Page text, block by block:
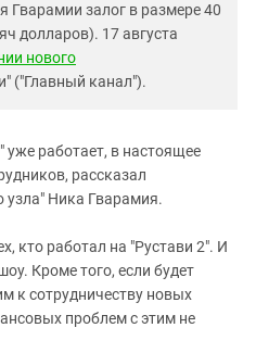
Гварамии залог в размере 40
долларов). 17 августа
нового
("Главный канал").
работает, в настоящее
рассказал
узла" Ника Гварамия.
кто работал на "Рустави 2". И
Кроме того, если будет
к сотрудничеству новых
проблем с этим не